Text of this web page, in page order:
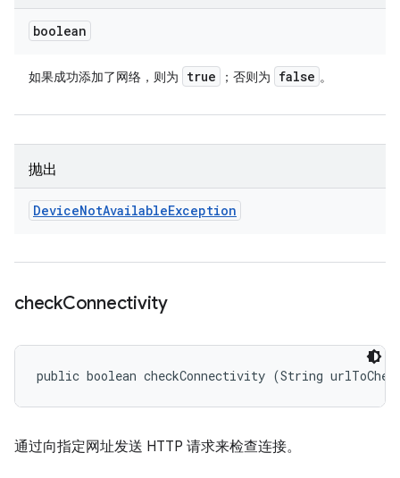
boolean
如果成功添加了网络，则为 true ；否则为 false 。
抛出
DeviceNotAvailableException
checkConnectivity
public boolean checkConnectivity (String
通过向指定网址发送 HTTP 请求来检查连接。